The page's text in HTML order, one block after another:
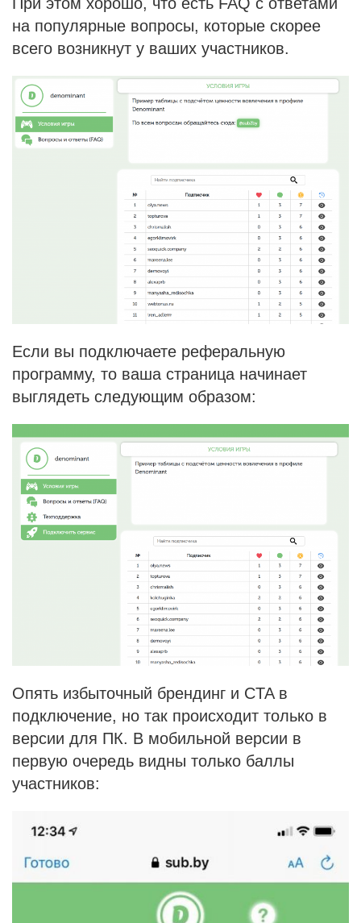
на популярные вопросы, которые скорее
всего возникнут у ваших участников.
Если вы подключаете реферальную
программу, то ваша страница начинает
выглядеть следующим образом:
Опять избыточный брендинг и CTA в
подключение, но так происходит только в
версии для ПК. В мобильной версии в
первую очередь видны только баллы
участников: